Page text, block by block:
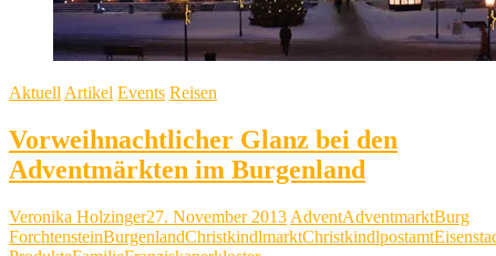
Aktuell Artikel Events Reisen
Vorweihnachtlicher Glanz bei den
Adventmärkten im Burgenland
Veronika Holzinger27. November 2013 AdventAdventmarktBurg
ForchtensteinBurgenlandChristkindlmarktChristkindlpostamt